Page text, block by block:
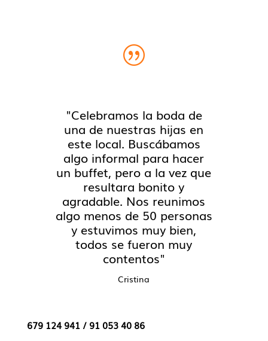
|
"Celebramos la boda de
una de nuestras hijas en
este local. Buscábamos
algo informal para hacer
un buffet, pero a la vez que
resultara bonito y
agradable. Nos reunimos
algo menos de 50 personas
y estuvimos muy bien,
todos se fueron muy
contentos"
Cristina
679 124 941 / 91 053 40 86